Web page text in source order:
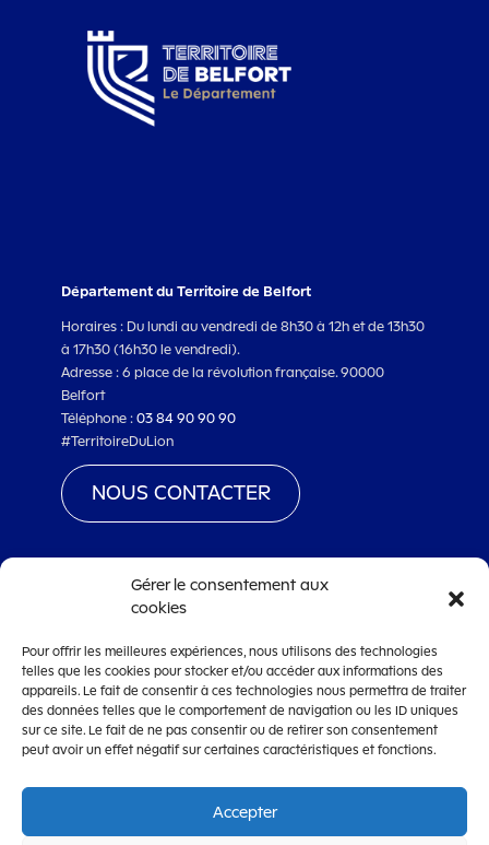
Département du Territoire de Belfort
Horaires : Du lundi au vendredi de 8h30 à 12h et de 13h30
à 17h30 (16h30 le vendredi).
Adresse : 6 place de la révolution française. 90000
Belfort
Téléphone :03 84 90 90 90
#TerritoireDuLion
NOUS CONTACTER
www.territoiredebelfort.fr
Mentions légales
Conditions générales d’utilisation
Accessibilité
Gérer le consentement aux
cookies
Pour offrir les meilleures expériences, nous utilisons des technologies
telles que les cookies pour stocker et/ou accéder aux informations des
appareils. Le fait de consentir à ces technologies nous permettra de traiter
des données telles que le comportement de navigation ou les ID uniques
sur ce site. Le fait de ne pas consentir ou de retirer son consentement
peut avoir un effet négatif sur certaines caractéristiques et fonctions.
Accepter